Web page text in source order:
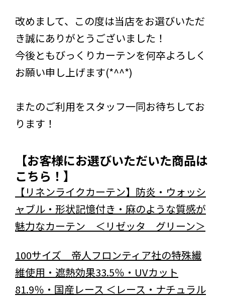
改めまして、この度は当店をお選びいただ
き誠にありがとうございました！
今後ともびっくりカーテンを何卒よろしく
お願い申し上げます(*^^*)
またのご利用をスタッフ一同お待ちしてお
ります！
【お客様にお選びいただいた商品は
こちら！】
【リネンライクカーテン】防炎・ウォッシ
ャブル・形状記憶付き・麻のような質感が
魅力なカーテン ＜リゼッタ グリーン＞
100サイズ 帝人フロンティア社の特殊繊
維使用・遮熱効果33.5％・UVカット
81.9％・国産レース ＜レース・ナチュラル